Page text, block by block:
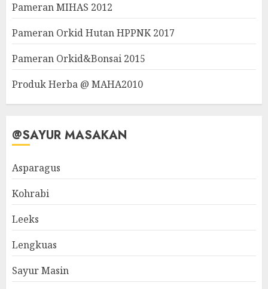
Pameran MIHAS 2012
Pameran Orkid Hutan HPPNK 2017
Pameran Orkid&Bonsai 2015
Produk Herba @ MAHA2010
@SAYUR MASAKAN
Asparagus
Kohrabi
Leeks
Lengkuas
Sayur Masin